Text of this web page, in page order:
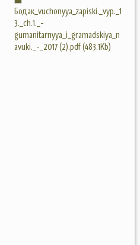
Бодак_vuchonyya_zapiski._vyp._1
3._ch.1._-
gumanitarnyya_i_gramadskiya_n
avuki._-_2017 (2).pdf (483.1Kb)